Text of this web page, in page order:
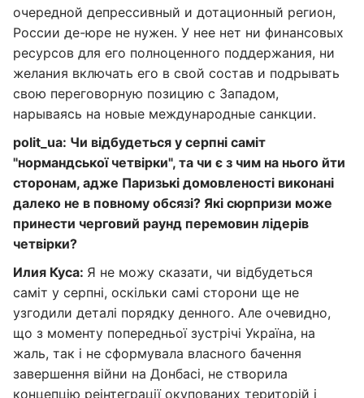
очередной депрессивный и дотационный регион,
России де-юре не нужен. У нее нет ни финансовых
ресурсов для его полноценного поддержания, ни
желания включать его в свой состав и подрывать
свою переговорную позицию с Западом,
нарываясь на новые международные санкции.
polit_ua: Чи відбудеться у серпні саміт
"нормандської четвірки", та чи є з чим на нього йти
сторонам, адже Паризькі домовленості виконані
далеко не в повному обсязі? Які сюрпризи може
принести черговий раунд перемовин лідерів
четвірки?
Илия Куса: Я не можу сказати, чи відбудеться
саміт у серпні, оскільки самі сторони ще не
узгодили деталі порядку денного. Але очевидно,
що з моменту попередньої зустрічі Україна, на
жаль, так і не сформувала власного бачення
завершення війни на Донбасі, не створила
концепцію реінтеграції окупованих територій і